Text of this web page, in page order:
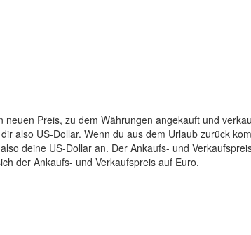
Preis, zu dem Währungen angekauft und
also US-Dollar. Wenn du aus dem Urlaub zurück
deine US-Dollar an. Der Ankaufs- und
der Ankaufs- und Verkaufspreis auf Euro.